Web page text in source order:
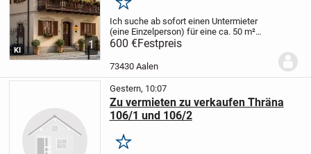
1
KI
Merken
Ich suche ab sofort einen Untermieter
(eine Einzelperson) für eine ca. 50 m²
große, voll möblierte 2-Zimmer-
Dachgeschosswohnung in bester Lage
der Aalen-City.
zum Rathaus...
600 €Festpreis
73430 Aalen
Gestern, 10:07
Zu vermieten zu verkaufen Thräna
106/1 und 106/2
Merken